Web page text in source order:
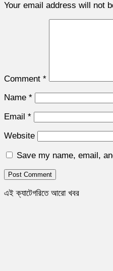
Your email address will not
Comment *
Name *
Email *
Website
Save my name, email,
এই ক্যাটেগরিতে আরো খবর